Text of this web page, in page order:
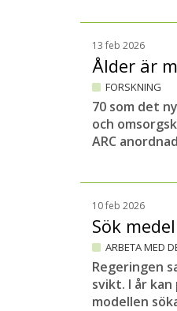
13 feb 2026
Ålder är
FORSKNING
70 som det
och
ARC
10 feb 2026
Sök
ARBETA MED
Regeringen
svikt. I år kan
modellen